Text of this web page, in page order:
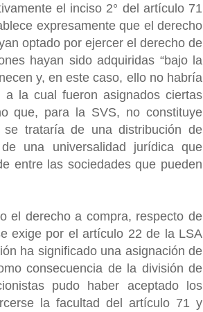
el inciso 2° del artículo 71
expresamente que el derecho
optado por ejercer el derecho de
hayan sido adquiridas “bajo la
y, en este caso, ello no habría
la cual fueron asignados ciertas
que, para la SVS, no constituye
trataría de una distribución de
una universalidad jurídica que
entre las sociedades que pueden
el derecho a compra, respecto de
exige por el artículo 22 de la LSA
ha significado una asignación de
consecuencia de la división de
pudo haber aceptado los
la facultad del artículo 71 y